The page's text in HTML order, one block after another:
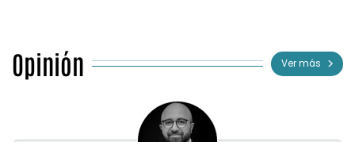
Opinión Ver más